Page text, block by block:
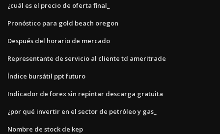
¿cuál es el precio de oferta final_
Pronóstico para gold beach oregon
Después del horario de mercado
Representante de servicio al cliente td ameritrade
Índice bursátil ppt futuro
Indicador de forex sin repintar descarga gratuita
¿por qué invertir en el sector de petróleo y gas_
Nombre de stock de kep